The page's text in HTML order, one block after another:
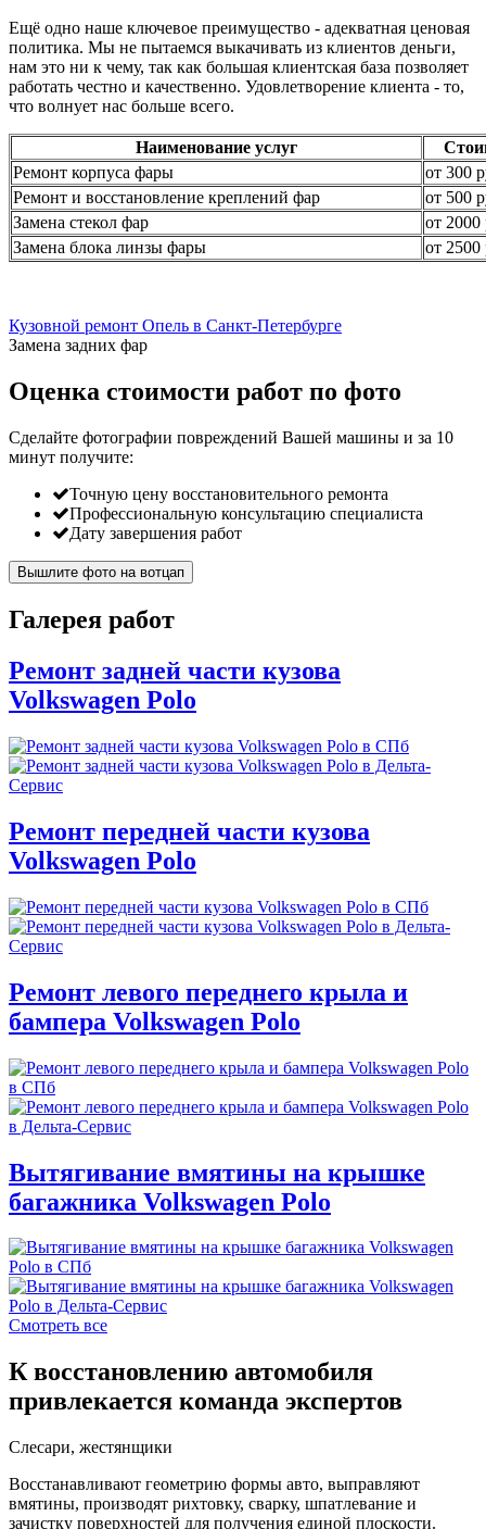
Ещё одно наше ключевое преимущество - адекватная ценовая
политика. Мы не пытаемся выкачивать из клиентов деньги,
нам это ни к чему, так как большая клиентская база позволяет
работать честно и качественно. Удовлетворение клиента - то,
что волнует нас больше всего.
Наименование услуг
Ремонт корпуса фары
от 300
Ремонт и восстановление креплений фар
от 500
Замена стекол фар
от 2000
Замена блока линзы фары
от 2500
Кузовной ремонт Опель в Санкт-Петербурге
Замена задних фар
Оценка стоимости работ по фото
Сделайте фотографии повреждений Вашей машины и за 10
минут получите:
Точную цену восстановительного ремонта
Профессиональную консультацию специалиста
Дату завершения работ
Вышлите фото на вотцап
Галерея работ
Ремонт задней части кузова
Volkswagen Polo
Ремонт передней части кузова
Volkswagen Polo
Ремонт левого переднего крыла и
бампера Volkswagen Polo
Вытягивание вмятины на крышке
багажника Volkswagen Polo
Смотреть все
К восстановлению автомобиля
привлекается команда экспертов
Слесари, жестянщики
Восстанавливают геометрию формы авто, выправляют
вмятины, производят рихтовку, сварку, шпатлевание и
зачистку поверхностей для получения единой плоскости.